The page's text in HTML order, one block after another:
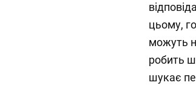
цьому,
можуть
робить
шукає